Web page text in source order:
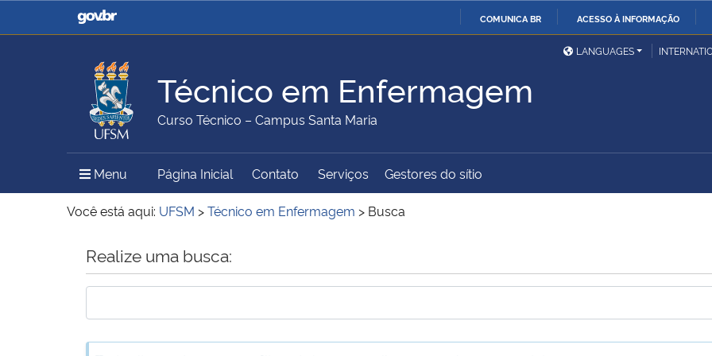
COMUNICA BR ACESSO À INFORMAÇÃO
Casa Civil
Ministério da Justiça e
Ministério da Defesa
Ministério das Relações
Exteriores
Ministério da Agricultura,
Pecuária e Abastecimento
Ministério da Educação Ministério da Cidadania
Ministério do Meio Ambiente Ministério do Turismo
Ministério do
LANGUAGES
Técnico em Enfermagem
Curso Técnico – Campus Santa Maria
Menu Menu Principal do Sítio
Página Inicial Contato Serviços Gestores do sítio
Você está aqui: UFSM >Técnico em Enfermagem > Busca
Início do conteúdo
Realize uma busca: